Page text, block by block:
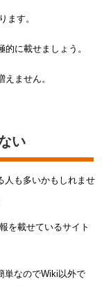
ます。
に載せましょう。
ません。
い
人も多いかもしれませ
を載せているサイト
単なのでWiki以外で